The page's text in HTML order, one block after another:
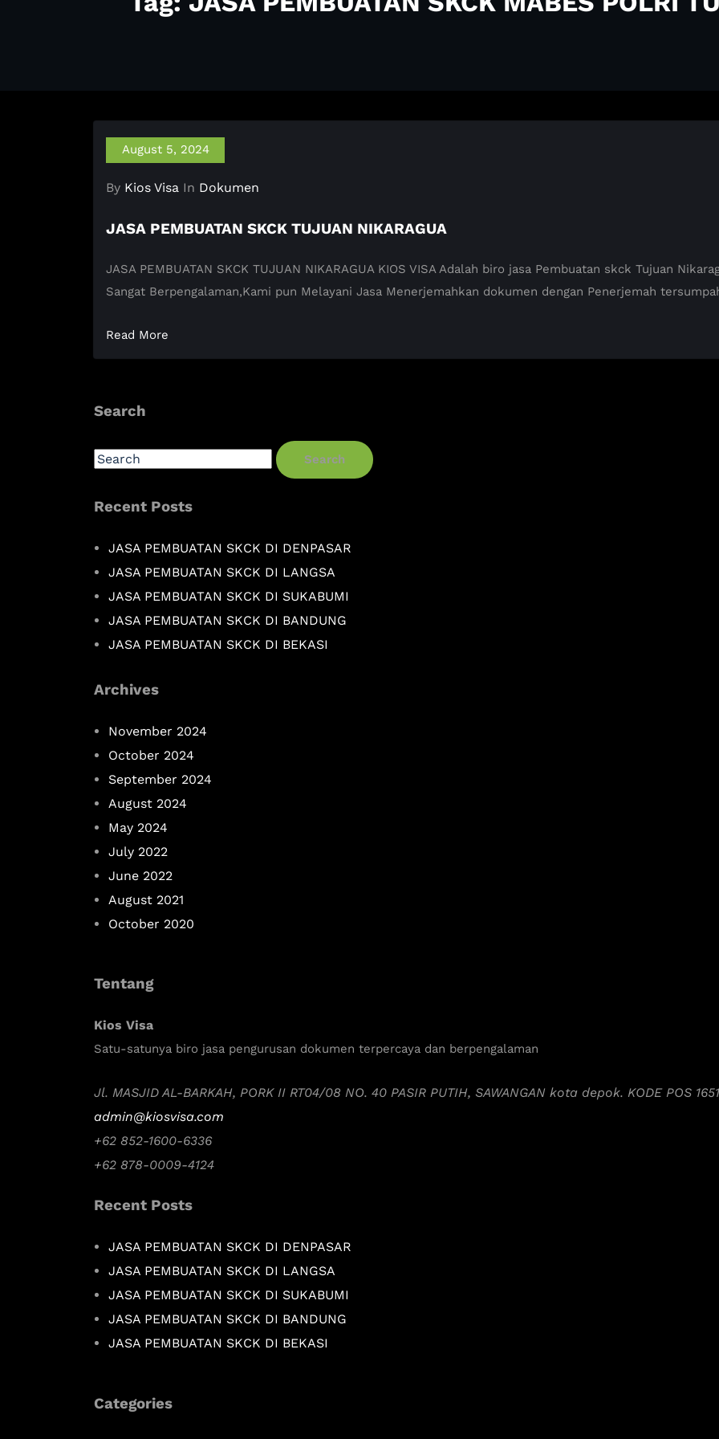
August 5, 2024
By Kios Visa In Dokumen
JASA PEMBUATAN SKCK TUJUAN NIKARAGUA
JASA PEMBUATAN SKCK TUJUAN NIKARAGUA KIOS VISA Adalah biro jasa Pembuatan skck Tujuan
Sangat Berpengalaman,Kami pun Melayani Jasa Menerjemahkan dokumen dengan Penerjemah
Read More
Search
Search
Recent Posts
JASA PEMBUATAN SKCK DI DENPASAR
JASA PEMBUATAN SKCK DI LANGSA
JASA PEMBUATAN SKCK DI SUKABUMI
JASA PEMBUATAN SKCK DI BANDUNG
JASA PEMBUATAN SKCK DI BEKASI
Archives
November 2024
October 2024
September 2024
August 2024
May 2024
July 2022
June 2022
August 2021
October 2020
Tentang
Kios Visa
Satu-satunya biro jasa pengurusan dokumen terpercaya dan berpengalaman
Jl. MASJID AL-BARKAH, PORK II RT04/08 NO. 40 PASIR PUTIH, SAWANGAN kota depok. KODE POS
admin@kiosvisa.com
+62 852-1600-6336
+62 878-0009-4124
Recent Posts
JASA PEMBUATAN SKCK DI DENPASAR
JASA PEMBUATAN SKCK DI LANGSA
JASA PEMBUATAN SKCK DI SUKABUMI
JASA PEMBUATAN SKCK DI BANDUNG
JASA PEMBUATAN SKCK DI BEKASI
Categories